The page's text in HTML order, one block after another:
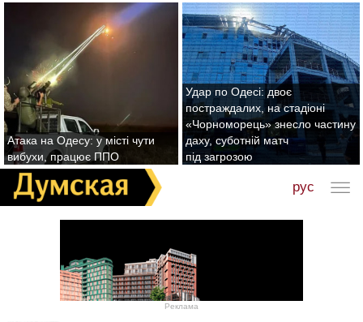
Атака на Одесу: у місті чути
вибухи, працює ППО
Удар по Одесі: двоє
постраждалих, на стадіоні
«Чорноморець» знесло частину
даху, суботній матч
під загрозою
рус
Реклама